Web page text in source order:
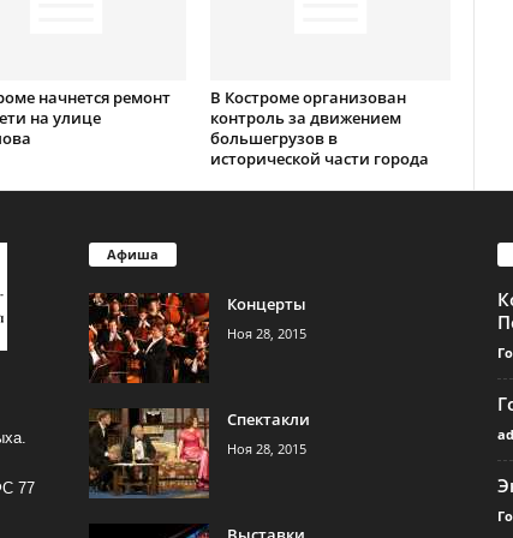
начнется ремонт
на улице
В Костроме организован
контроль за движением
большегрузов в
исторической части города
77
Афиша
Концерты
Ноя 28, 2015
Спектакли
Ноя 28, 2015